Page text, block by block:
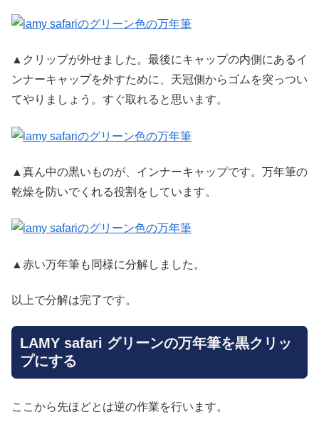
▲クリップが外せました。最後にキャップの内側にあるイ
ンナーキャップを外すために、天冠側からゴムを突っつい
てやりましょう。すぐ取れると思います。
▲真ん中の黒いものが、インナーキャップです。万年筆の
乾燥を防いでくれる役割をしています。
▲赤い万年筆も同様に分解しました。
以上で分解は完了です。
LAMY safari グリーンの万年筆を黒クリッ
プにする
ここから先ほどとは逆の作業を行います。